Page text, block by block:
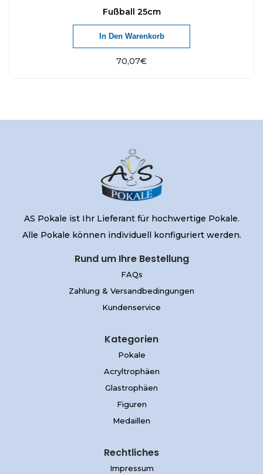
Fußball 25cm
70,07€
In Den Warenkorb
AS Pokale ist Ihr Lieferant für hochwertige Pokale.
Alle Pokale können individuell konfiguriert werden.
Rund um Ihre Bestellung
FAQs
Zahlung & Versandbedingungen
Kundenservice
Kategorien
Pokale
Acryltrophäen
Glastrophäen
Figuren
Medaillen
Rechtliches
Impressum